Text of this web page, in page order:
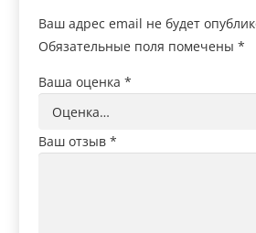
Ваш адрес email не будет
Обязательные поля помечены *
Ваша оценка *
Ваш отзыв *